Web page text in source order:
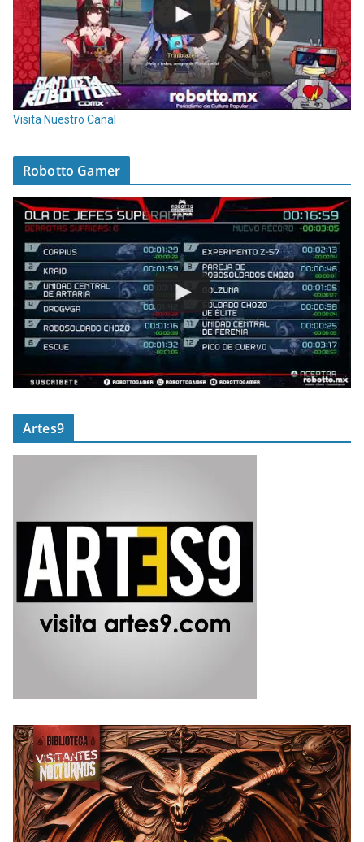
Visita Nuestro Canal
Robotto Gamer
Artes9